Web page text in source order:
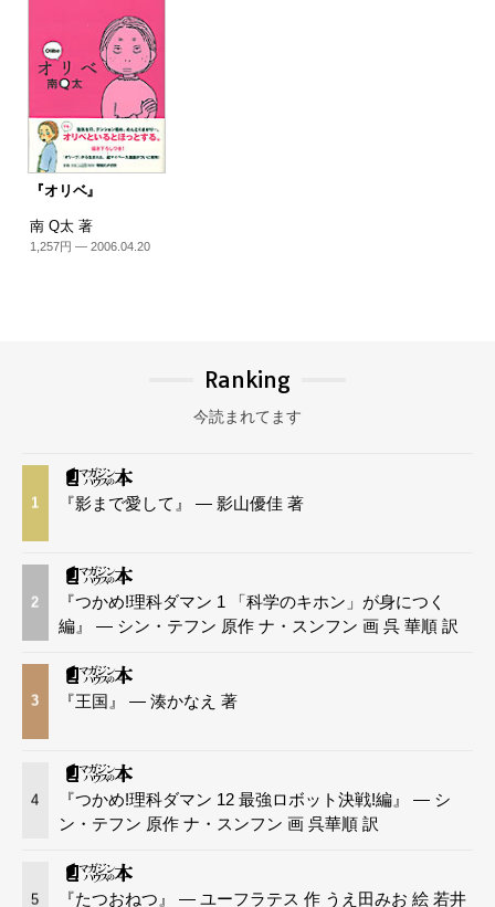
『オリベ』
南 Q太 著
1,257円 — 2006.04.20
Ranking
今読まれてます
1 『影まで愛して』 — 影山優佳 著
2
『つかめ!理科ダマン 1 「科学のキホン」が身につく
編』 — シン・テフン 原作 ナ・スンフン 画 呉 華順 訳
3 『王国』 — 湊かなえ 著
4
『つかめ!理科ダマン 12 最強ロボット決戦!編』 — シ
ン・テフン 原作 ナ・スンフン 画 呉華順 訳
5
『たつおねつ』 — ユーフラテス 作 うえ田みお 絵 若井